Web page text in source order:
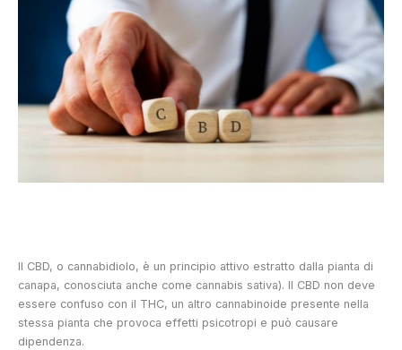
Il CBD, o cannabidiolo, è un principio attivo estratto dalla pianta di
canapa, conosciuta anche come cannabis sativa). Il CBD non deve
essere confuso con il THC, un altro cannabinoide presente nella
stessa pianta che provoca effetti psicotropi e può causare
dipendenza.